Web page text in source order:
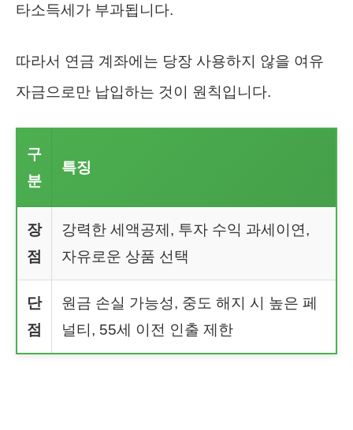
타소득세가 부과됩니다.
따라서 연금 계좌에는 당장 사용하지 않을 여유
자금으로만 납입하는 것이 원칙입니다.
구
분
특징
장
점
강력한 세액공제, 투자 수익 과세이연,
자유로운 상품 선택
단
점
원금 손실 가능성, 중도 해지 시 높은 페
널티, 55세 이전 인출 제한